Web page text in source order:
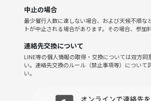
代表取締役・専務・常務・取締役、個人事業主
投資家、起業家、事業家、実業家、ビジネスイ
これから事業を始めたい方、今はごくごく小規
・新しいビジネスの話を聞いてほしい！教えて
・最新ビジネストレンドを知りたい！
・コラボレーション先、代理店や請負契約先を
・動画制作をしてほしい！
中止の場合
最少催行人数に達しない場合、および天候不順な
トが中止される場合があります。その場合、参加
連絡先交換について
LINE等の個人情報の取得・交換については双方同
い。連絡先交換のルール（禁止事項等）について
い。